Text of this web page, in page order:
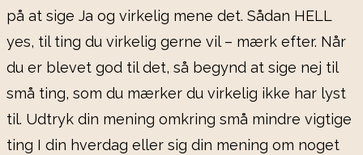
på at sige Ja og virkelig mene det. Sådan HELL
yes, til ting du virkelig gerne vil – mærk efter. Når
du er blevet god til det, så begynd at sige nej til
små ting, som du mærker du virkelig ikke har lyst
til. Udtryk din mening omkring små mindre vigtige
ting I din hverdag eller sig din mening om noget